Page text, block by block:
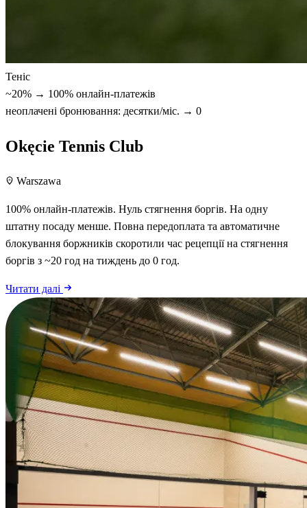
Теніс
~20% → 100% онлайн-платежів
неоплачені бронювання: десятки/міс. → 0
Okęcie Tennis Club
Warszawa
100% онлайн-платежів. Нуль стягнення боргів. На одну
штатну посаду менше. Повна передоплата та автоматичне
блокування боржників скоротили час рецепції на стягнення
боргів з ~20 год на тиждень до 0 год.
Читати далі